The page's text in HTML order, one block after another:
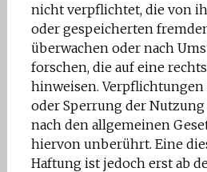
nicht verpflichtet, die von
oder gespeicherten
überwachen oder nach
forschen, die auf eine
hinweisen.
oder Sperrung der
nach den allgemeinen
hiervon unberührt. Eine
Haftung ist jedoch erst ab